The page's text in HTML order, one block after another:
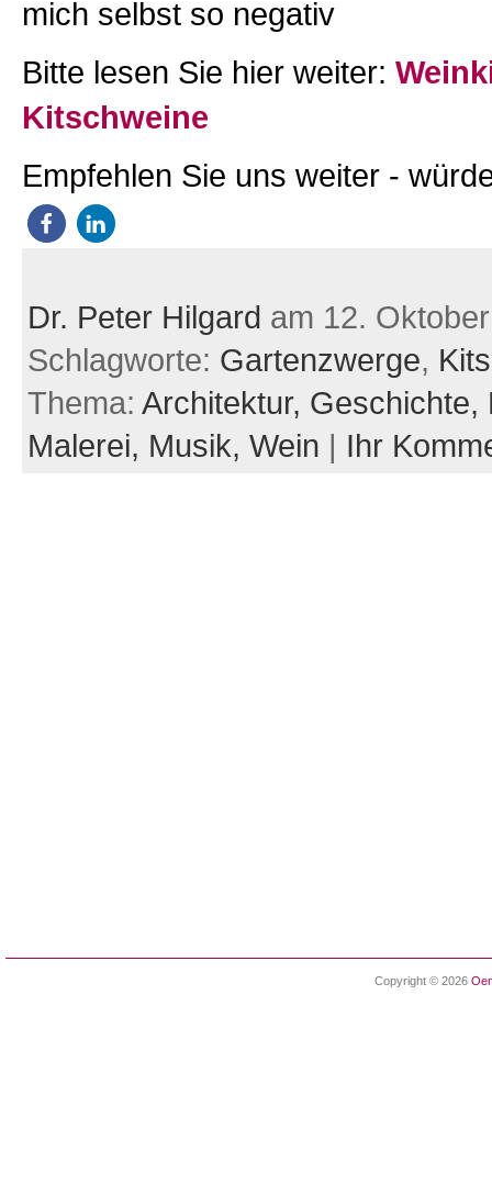
mich selbst so negativ
Bitte lesen Sie hier weiter:
Kitschweine
Empfehlen Sie uns weiter -
Dr. Peter Hilgard am 12.
Schlagworte: Gartenzwerge,
Thema: Architektur, Geschichte,
Malerei, Musik, Wein | Ihr
Copyright © 2026